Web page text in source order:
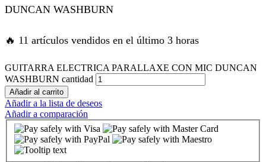
al
DUNCAN WASHBURN
🔥 11 artículos vendidos en el último 3 horas
GUITARRA ELECTRICA PARALLAXE CON MIC DUNCAN
WASHBURN cantidad
Añadir al carrito
Añadir a la lista de deseos
Añadir a comparación